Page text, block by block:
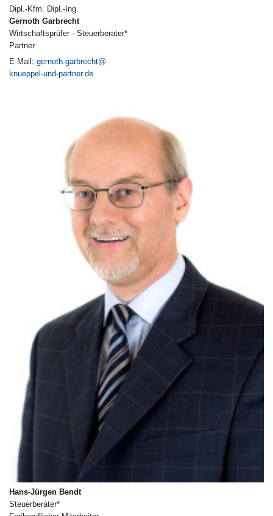
Dipl.-Kfm. Dipl.-Ing.
Gernoth Garbrecht
Wirtschaftsprüfer · Steuerberater*
Partner
E-Mail: gernoth.garbrecht@
knueppel-und-partner.de
Hans-Jürgen Bendt
Steuerberater*